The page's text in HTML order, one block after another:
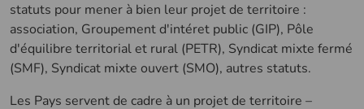
statuts pour mener à bien leur projet de territoire :
association, Groupement d'intéret public (GIP), Pôle
d'équilibre territorial et rural (PETR), Syndicat mixte fermé
(SMF), Syndicat mixte ouvert (SMO), autres statuts.
Les Pays servent de cadre à un projet de territoire –